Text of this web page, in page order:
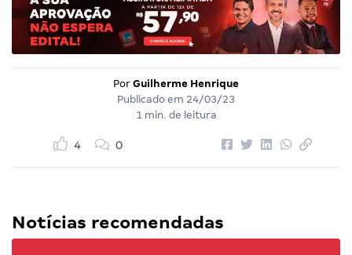
Por Guilherme Henrique
Publicado em 24/03/23
1 min. de leitura
4 0
Notícias recomendadas